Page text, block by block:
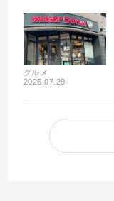
グルメ
2026.07.29